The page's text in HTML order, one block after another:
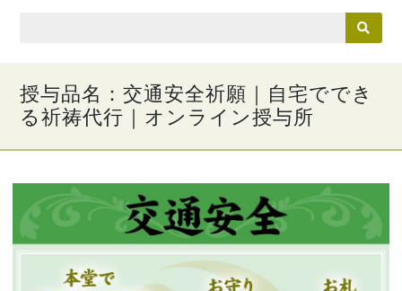
授与品名：交通安全祈願｜自宅ででき
る祈祷代行｜オンライン授与所